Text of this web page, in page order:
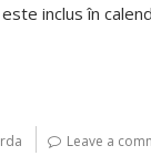
inclus în
Leave a